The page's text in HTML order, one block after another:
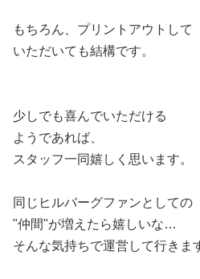
もちろん、プリントアウトして
いただいても結構です。
少しでも喜んでいただける
ようであれば、
スタッフ一同嬉しく思います。
同じヒルバーグファンとしての
"仲間"が増えたら嬉しいな…
そんな気持ちで運営して行きま